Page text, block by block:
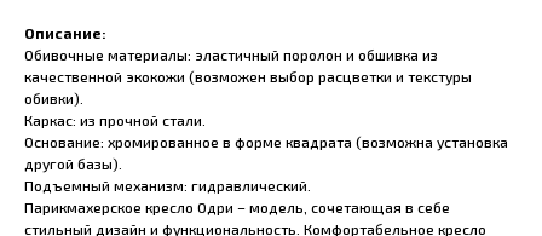
Описание:
Обивочные материалы: эластичный поролон и обшивка из
качественной экокожи (возможен выбор расцветки и текстуры
обивки).
Каркас: из прочной стали.
Основание: хромированное в форме квадрата (возможна установка
другой базы).
Подъемный механизм: гидравлический.
Парикмахерское кресло Одри – модель, сочетающая в себе
стильный дизайн и функциональность. Комфортабельное кресло